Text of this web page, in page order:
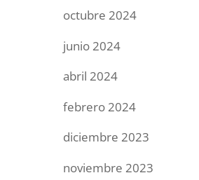
octubre 2024
junio 2024
abril 2024
febrero 2024
diciembre 2023
noviembre 2023